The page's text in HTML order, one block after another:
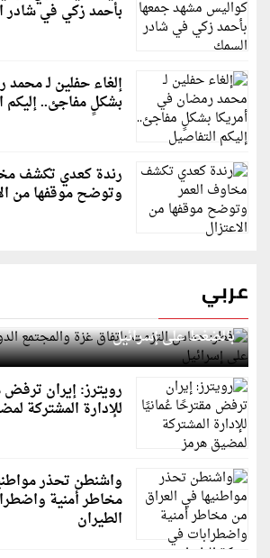
بأحمد زكي في شادر
إلغاء حفلين لـ
بشكلٍ مفاجئ.. إليكم
رندة كعدي تكشف
وتوضح موقفها من
عربي
قطر: حماس التزمت باتفاق غزة
بالضغط على إسرائيل
رويترز: إيران ترفض
للإدارة المشتركة
واشنطن تحذر
مخاطر أمنية
الطيران